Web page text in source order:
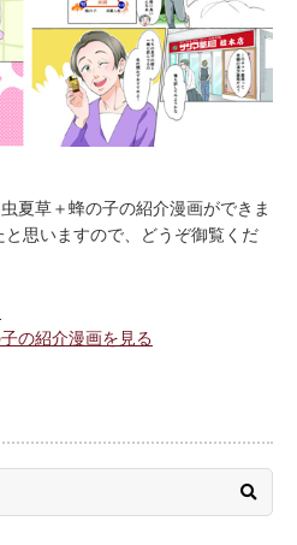
夏草＋蜂の子の紹介漫画ができま
思いますので、どうぞ御覧くだ
の紹介漫画を見る